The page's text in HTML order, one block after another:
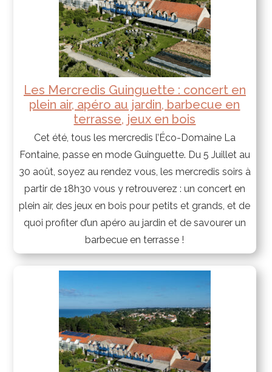
Les Mercredis Guinguette : concert en
plein air, apéro au jardin, barbecue en
terrasse, jeux en bois
Cet été, tous les mercredis l’Éco-Domaine La
Fontaine, passe en mode Guinguette. Du 5 Juillet au
30 août, soyez au rendez vous, les mercredis soirs à
partir de 18h30 vous y retrouverez : un concert en
plein air, des jeux en bois pour petits et grands, et de
quoi profiter d’un apéro au jardin et de savourer un
barbecue en terrasse !